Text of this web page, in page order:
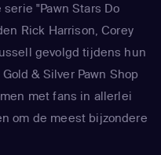
"Pawn Stars Do
Rick Harrison, Corey
gevolgd tijdens hun
& Silver Pawn Shop
met fans in allerlei
om de meest bijzondere